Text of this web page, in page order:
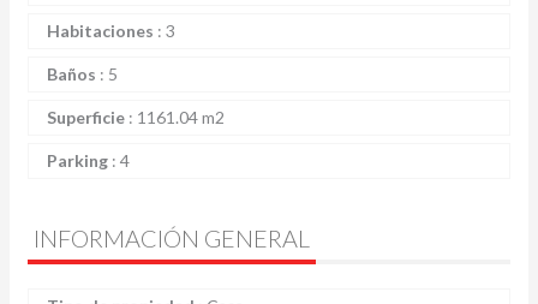
Habitaciones : 3
Baños : 5
Superficie : 1161.04 m2
Parking : 4
INFORMACIÓN GENERAL